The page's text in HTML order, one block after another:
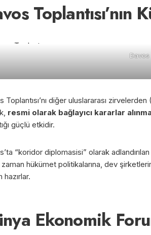
Davos
Toplantısı’nı diğer uluslararası
resmi olarak bağlayıcı kararlar
güçlü etkidir.
“koridor diplomasisi” olarak
hükümet politikalarına, dev
hazırlar.
Ekonomik